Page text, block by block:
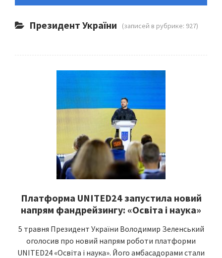
Президент України (записей в рубрике: 927)
Платформа UNITED24 запустила новий
напрям фандрейзингу: «Освіта і наука»
5 травня Президент України Володимир Зеленський
оголосив про новий напрям роботи платформи
UNITED24 «Освіта і наука». Його амбасадорами стали